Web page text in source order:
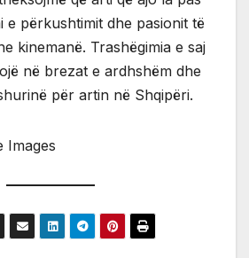
e përkushtimit dhe pasionit të
kinemanë. Trashëgimia e saj
në brezat e ardhshëm dhe
për artin në Shqipëri.
Images